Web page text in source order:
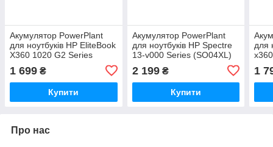
Акумулятор PowerPlant
для ноутбуків HP EliteBook
X360 1020 G2 Series
(ET04XL) 7.6V 4850mAh
1 699 ₴
Купити
Акумулятор PowerPlant
для ноутбуків HP Spectre
13-v000 Series (SO04XL)
2 199₴
Купити
для
1
Про нас